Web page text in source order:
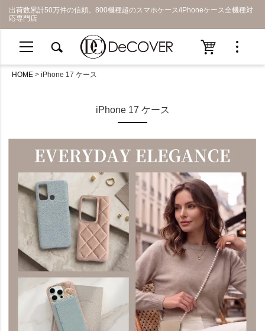
出荷数累計50万件の信頼。800機種超のスマホケース/iPhoneケース全機種対
応専門店
HOME iPhone 17 ケース
iPhone 17 ケース